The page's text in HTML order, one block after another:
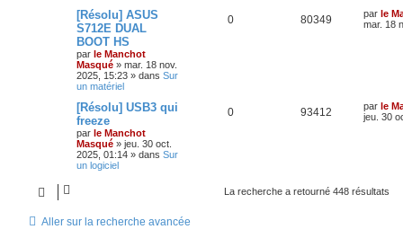
[Résolu] ASUS
S712E DUAL
BOOT HS
par le Manchot
Masqué » mar. 18 nov.
2025, 15:23 » dans Sur
un matériel
0 80349 par le
mar. 18
[Résolu] USB3 qui
freeze
par le Manchot
Masqué » jeu. 30 oct.
2025, 01:14 » dans Sur
un logiciel
0 93412 par le
jeu. 30
La recherche a retourné 448 résultats
Aller sur la recherche avancée